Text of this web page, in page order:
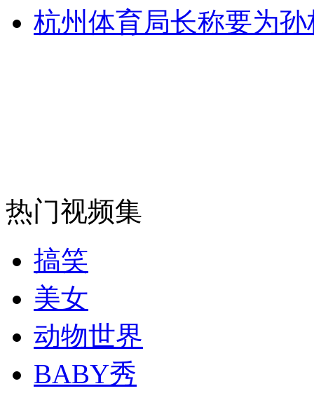
外交部：反对强权政治霸凌主义
走！跟着总书记去植树
消防员救轻生者
杭州体育局长称要为
热门视频集
搞笑
美女
动物世界
BABY秀